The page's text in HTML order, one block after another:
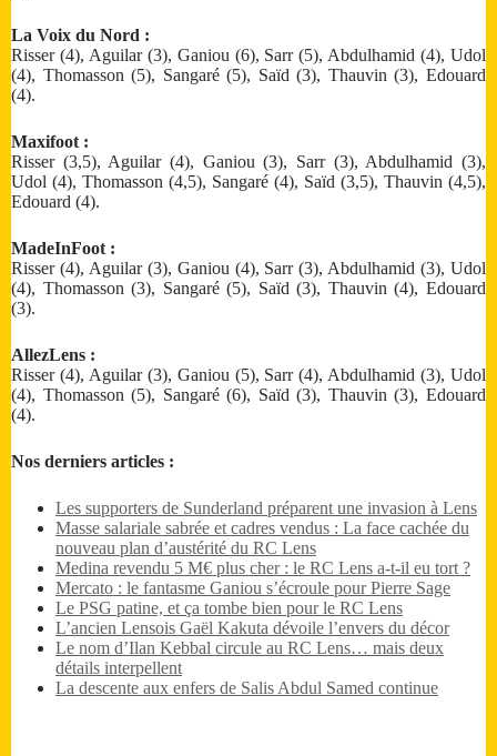
La Voix du Nord :
Risser (4), Aguilar (3), Ganiou (6), Sarr (5), Abdulhamid (4), Udol
(4), Thomasson (5), Sangaré (5), Saïd (3), Thauvin (3), Edouard
(4).
Maxifoot :
Risser (3,5), Aguilar (4), Ganiou (3), Sarr (3), Abdulhamid (3),
Udol (4), Thomasson (4,5), Sangaré (4), Saïd (3,5), Thauvin (4,5),
Edouard (4).
MadeInFoot :
Risser (4), Aguilar (3), Ganiou (4), Sarr (3), Abdulhamid (3), Udol
(4), Thomasson (3), Sangaré (5), Saïd (3), Thauvin (4), Edouard
(3).
AllezLens :
Risser (4), Aguilar (3), Ganiou (5), Sarr (4), Abdulhamid (3), Udol
(4), Thomasson (5), Sangaré (6), Saïd (3), Thauvin (3), Edouard
(4).
Nos derniers articles :
Les supporters de Sunderland préparent une invasion à Lens
Masse salariale sabrée et cadres vendus : La face cachée du
nouveau plan d’austérité du RC Lens
Medina revendu 5 M€ plus cher : le RC Lens a-t-il eu tort ?
Mercato : le fantasme Ganiou s’écroule pour Pierre Sage
Le PSG patine, et ça tombe bien pour le RC Lens
L’ancien Lensois Gaël Kakuta dévoile l’envers du décor
Le nom d’Ilan Kebbal circule au RC Lens… mais deux
détails interpellent
La descente aux enfers de Salis Abdul Samed continue